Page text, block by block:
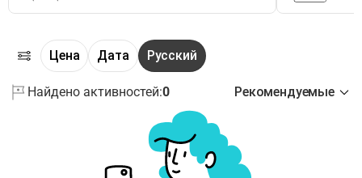
Цена Дата Русский
Найдено активностей:0 Рекомендуемые